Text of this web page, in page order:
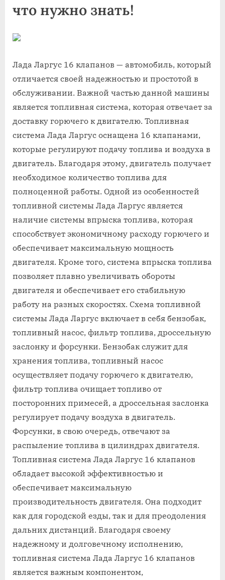
что нужно знать!
Лада Ларгус 16 клапанов — автомобиль, который
отличается своей надежностью и простотой в
обслуживании. Важной частью данной машины
является топливная система, которая отвечает за
доставку горючего к двигателю. Топливная
система Лада Ларгус оснащена 16 клапанами,
которые регулируют подачу топлива и воздуха в
двигатель. Благодаря этому, двигатель получает
необходимое количество топлива для
полноценной работы. Одной из особенностей
топливной системы Лада Ларгус является
наличие системы впрыска топлива, которая
способствует экономичному расходу горючего и
обеспечивает максимальную мощность
двигателя. Кроме того, система впрыска топлива
позволяет плавно увеличивать обороты
двигателя и обеспечивает его стабильную
работу на разных скоростях. Схема топливной
системы Лада Ларгус включает в себя бензобак,
топливный насос, фильтр топлива, дроссельную
заслонку и форсунки. Бензобак служит для
хранения топлива, топливный насос
осуществляет подачу горючего к двигателю,
фильтр топлива очищает топливо от
посторонних примесей, а дроссельная заслонка
регулирует подачу воздуха в двигатель.
Форсунки, в свою очередь, отвечают за
распыление топлива в цилиндрах двигателя.
Топливная система Лада Ларгус 16 клапанов
обладает высокой эффективностью и
обеспечивает максимальную
производительность двигателя. Она подходит
как для городской езды, так и для преодоления
дальних дистанций. Благодаря своему
надежному и долговечному исполнению,
топливная система Лада Ларгус 16 клапанов
является важным компонентом,